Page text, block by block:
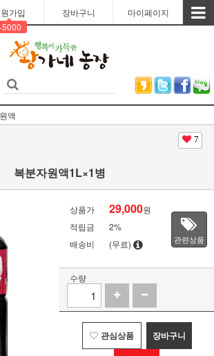
가입
장바구니 마이페이지
액
7
복분자원액1L×1병
상품가 29,000원
적립금
2%
배송비
(무료) 관련상품
수량
관심상품 장바구니